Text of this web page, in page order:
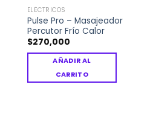
ELÉCTRICOS
Pulse Pro – Masajeador
Percutor Frío Calor
$270,000
AÑADIR AL
CARRITO